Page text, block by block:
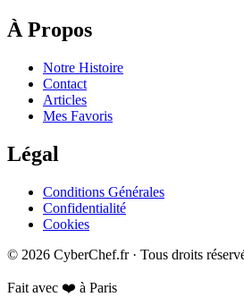
À Propos
Notre Histoire
Contact
Articles
Mes Favoris
Légal
Conditions Générales
Confidentialité
Cookies
© 2026 CyberChef.fr · Tous droits
Fait avec ❤️ à Paris